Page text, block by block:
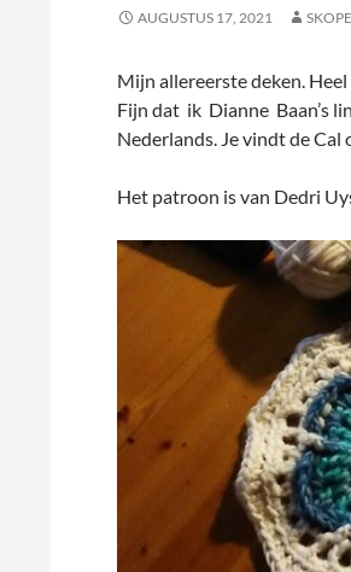
AUGUSTUS 17, 2021
Mijn allereerste deken.
Fijn dat ik Dianne Baan’s
Nederlands. Je vindt de Cal
Het patroon is van Dedri